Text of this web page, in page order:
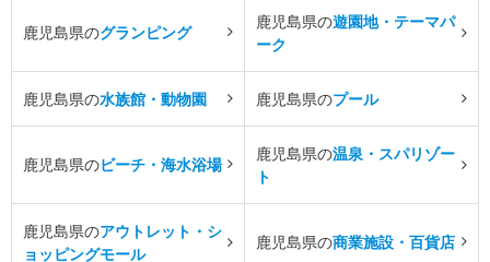
鹿児島県のグランピング
鹿児島県の遊園地・テーマパ
ーク
鹿児島県の水族館・動物園 鹿児島県のプール
鹿児島県のビーチ・海水浴場
鹿児島県の温泉・スパリゾー
ト
鹿児島県のアウトレット・シ
ョッピングモール
鹿児島県の商業施設・百貨店